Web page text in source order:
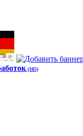
(105)